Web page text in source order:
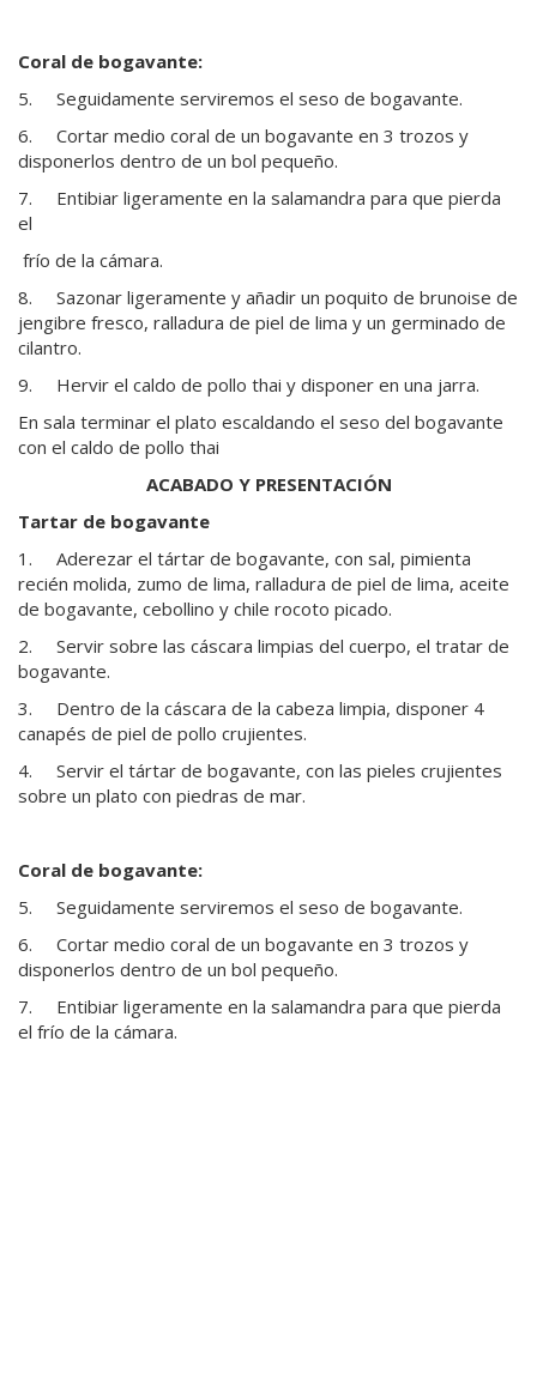
Coral de bogavante:
5. Seguidamente serviremos el seso de bogavante.
6. Cortar medio coral de un bogavante en 3 trozos y
disponerlos dentro de un bol pequeño.
7. Entibiar ligeramente en la salamandra para que pierda
el
frío de la cámara.
8. Sazonar ligeramente y añadir un poquito de brunoise de
jengibre fresco, ralladura de piel de lima y un germinado de
cilantro.
9. Hervir el caldo de pollo thai y disponer en una jarra.
En sala terminar el plato escaldando el seso del bogavante
con el caldo de pollo thai
ACABADO Y PRESENTACIÓN
Tartar de bogavante
1. Aderezar el tártar de bogavante, con sal, pimienta
recién molida, zumo de lima, ralladura de piel de lima, aceite
de bogavante, cebollino y chile rocoto picado.
2. Servir sobre las cáscara limpias del cuerpo, el tratar de
bogavante.
3. Dentro de la cáscara de la cabeza limpia, disponer 4
canapés de piel de pollo crujientes.
4. Servir el tártar de bogavante, con las pieles crujientes
sobre un plato con piedras de mar.
Coral de bogavante:
5. Seguidamente serviremos el seso de bogavante.
6. Cortar medio coral de un bogavante en 3 trozos y
disponerlos dentro de un bol pequeño.
7. Entibiar ligeramente en la salamandra para que pierda
el frío de la cámara.